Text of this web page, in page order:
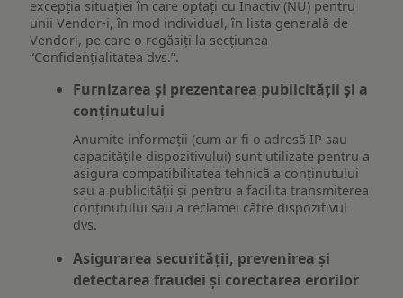
excepția situației în care optați cu Inactiv (NU) pentru
unii Vendor-i, în mod individual, în lista generală de
Vendori, pe care o regăsiți la secțiunea
“Confidențialitatea dvs.”.
Furnizarea și prezentarea publicității și a
conținutului
Anumite informații (cum ar fi o adresă IP sau
capacitățile dispozitivului) sunt utilizate pentru a
asigura compatibilitatea tehnică a conținutului
sau a publicității și pentru a facilita transmiterea
conținutului sau a reclamei către dispozitivul
dvs.
Asigurarea securității, prevenirea și
detectarea fraudei și corectarea erorilor